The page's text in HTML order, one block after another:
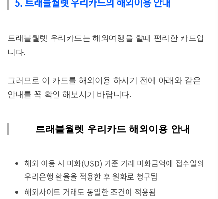
트래블월렛 우리카드는 해외여행을 할때 편리한 카드입
니다.
그러므로 이 카드를 해외이용 하시기 전에 아래와 같은
안내를 꼭 확인 해보시기 바랍니다.
트래블월렛 우리카드 해외이용 안내
해외 이용 시 미화(USD) 기준 거래 미화금액에 접수일의
우리은행 환율을 적용한 후 원화로 청구됨
해외사이트 거래도 동일한 조건이 적용됨